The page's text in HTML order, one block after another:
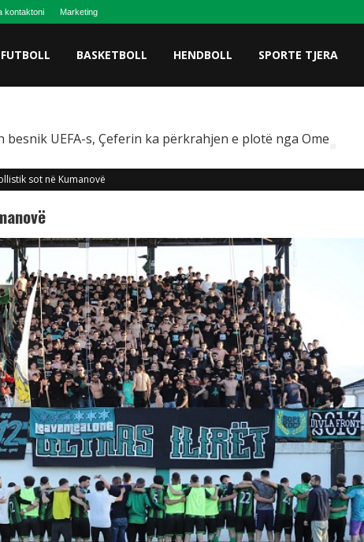
kontaktoni Marketing
FUTBOLL BASKETBOLL HENDBOLL SPORTE TJERA
besnik UEFA-s, Çeferin ka përkrahjen e plotë nga Omeragiç
sot në Kumanovë